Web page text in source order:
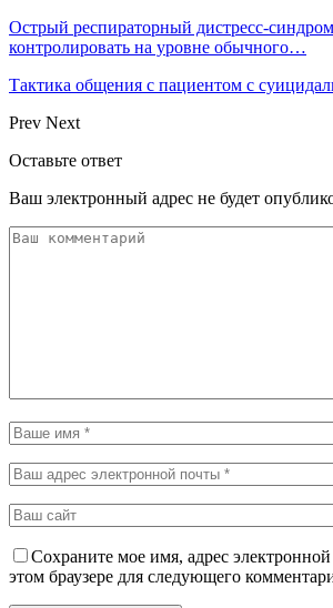
Острый респираторный дистресс-
контролировать на уровне обычного…
Тактика общения с пациентом с
Prev Next
Оставьте ответ
Ваш электронный адрес не будет
Сохраните мое имя, адрес
этом браузере для следующего